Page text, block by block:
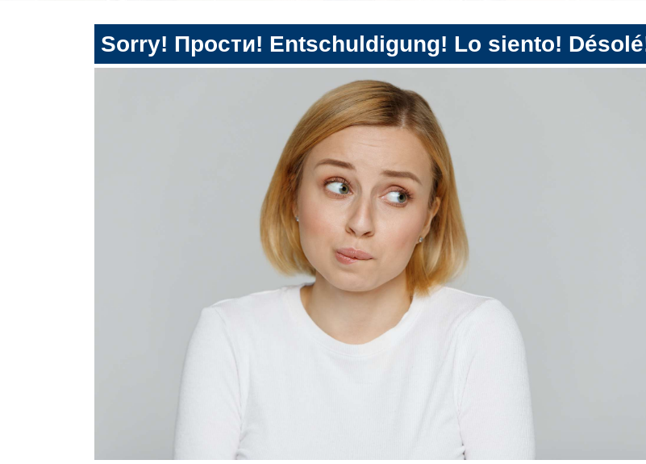
Sorry! Прости! Entschuldigung! Lo siento!